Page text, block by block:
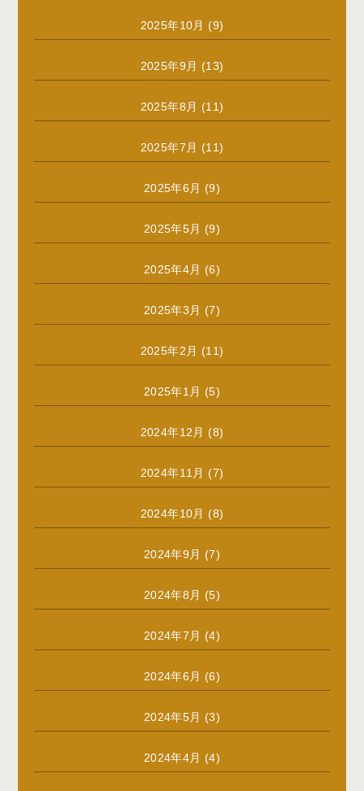
2025年10月 (9)
2025年9月 (13)
2025年8月 (11)
2025年7月 (11)
2025年6月 (9)
2025年5月 (9)
2025年4月 (6)
2025年3月 (7)
2025年2月 (11)
2025年1月 (5)
2024年12月 (8)
2024年11月 (7)
2024年10月 (8)
2024年9月 (7)
2024年8月 (5)
2024年7月 (4)
2024年6月 (6)
2024年5月 (3)
2024年4月 (4)